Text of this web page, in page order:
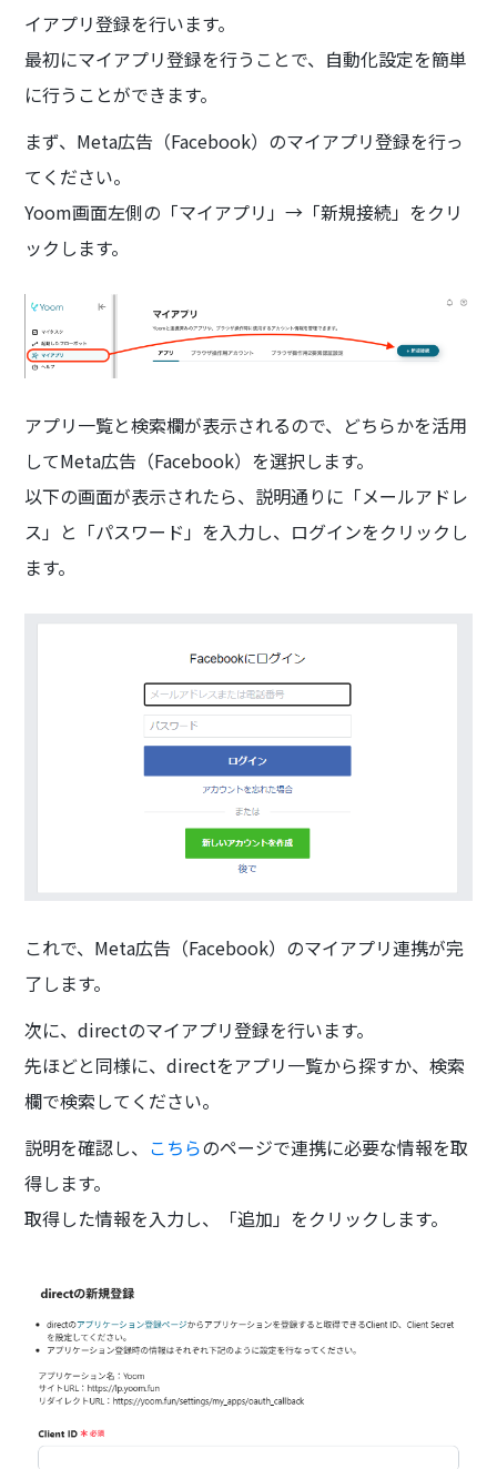
イアプリ登録を行います。
最初にマイアプリ登録を行うことで、自動化設定を簡単
に行うことができます。
まず、Meta広告（Facebook）のマイアプリ登録を行っ
てください。
Yoom画面左側の「マイアプリ」→「新規接続」をクリ
ックします。
アプリ一覧と検索欄が表示されるので、どちらかを活用
してMeta広告（Facebook）を選択します。
以下の画面が表示されたら、説明通りに「メールアドレ
ス」と「パスワード」を入力し、ログインをクリックし
ます。
これで、Meta広告（Facebook）のマイアプリ連携が完
了します。
次に、directのマイアプリ登録を行います。
先ほどと同様に、directをアプリ一覧から探すか、検索
欄で検索してください。
説明を確認し、 こちらのページで連携に必要な情報を取
得します。
取得した情報を入力し、「追加」をクリックします。